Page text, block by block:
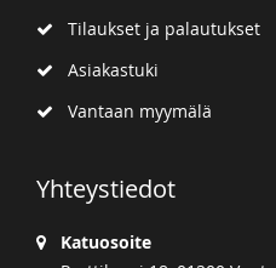
Tilaukset ja palautukset
Asiakastuki
Vantaan myymälä
Yhteystiedot
Katuosoite